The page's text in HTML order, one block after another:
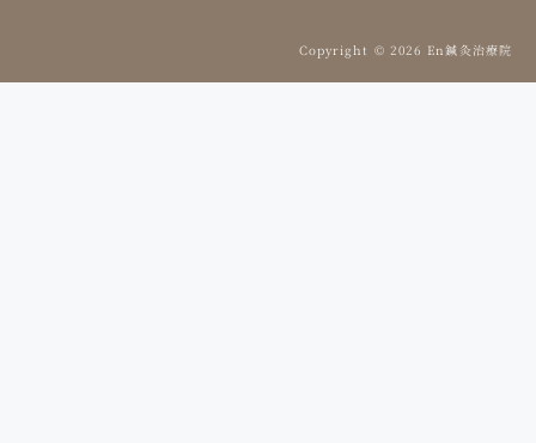
Copyright © 2026 En鍼灸治療院